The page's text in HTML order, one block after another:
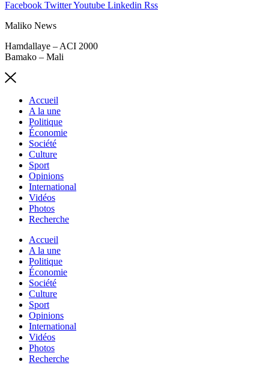
Facebook TwitterYoutube Linkedin Rss
Maliko News
Hamdallaye – ACI 2000
Bamako – Mali
Accueil
A la une
Politique
Économie
Société
Culture
Sport
Opinions
International
Vidéos
Photos
Recherche
Accueil
A la une
Politique
Économie
Société
Culture
Sport
Opinions
International
Vidéos
Photos
Recherche